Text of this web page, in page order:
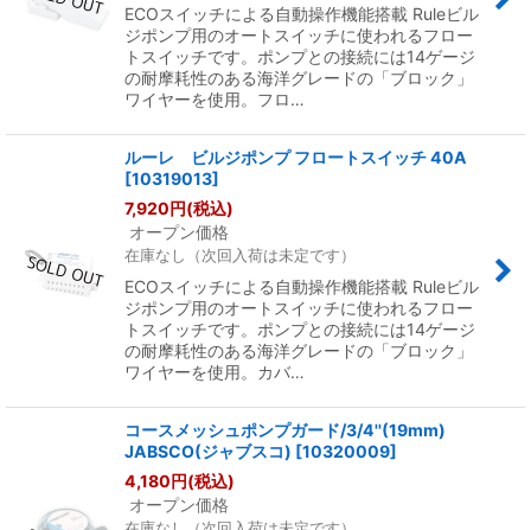
ECOスイッチによる自動操作機能搭載 Ruleビル
ジポンプ用のオートスイッチに使われるフロー
トスイッチです。ポンプとの接続には14ゲージ
の耐摩耗性のある海洋グレードの「ブロック」
ワイヤーを使用。フロ…
ルーレ ビルジポンプ フロートスイッチ 40A
[10319013]
7,920円(税込)
オープン価格
在庫なし（次回入荷は未定です）
ECOスイッチによる自動操作機能搭載 Ruleビル
ジポンプ用のオートスイッチに使われるフロー
トスイッチです。ポンプとの接続には14ゲージ
の耐摩耗性のある海洋グレードの「ブロック」
ワイヤーを使用。カバ…
コースメッシュポンプガード/3/4''(19mm)
JABSCO(ジャブスコ) [10320009]
4,180円(税込)
オープン価格